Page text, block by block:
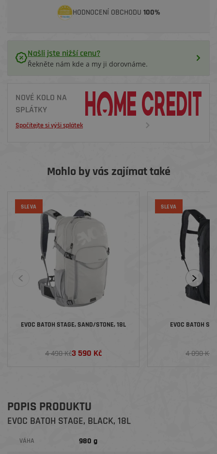
HODNOCENÍ OBCHODU 100%
Našli jste nižší cenu?
Řekněte nám kde a my ji dorovnáme.
NOVÉ KOLO NA
SPLÁTKY
Spočítejte si výši splátek
Mohlo by vás zajímat také
SLEVA
EVOC BATOH STAGE, SAND/STONE, 18L
4 490 Kč3 590 Kč
SLEVA
EVOC BATOH
4 090 Kč
POPIS PRODUKTU
EVOC BATOH STAGE, BLACK, 18L
VÁHA 980 g